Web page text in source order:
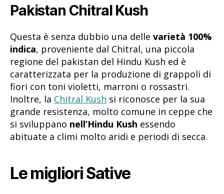
Pakistan Chitral Kush
Questa è senza dubbio una delle varietà 100%
indica, proveniente dal Chitral, una piccola
regione del pakistan del Hindu Kush ed è
caratterizzata per la produzione di grappoli di
fiori con toni violetti, marroni o rossastri.
Inoltre, la Chitral Kush si riconosce per la sua
grande resistenza, molto comune in ceppe che
si sviluppano nell’Hindu Kush essendo
abituate a climi molto aridi e periodi di secca.
Le migliori Sative